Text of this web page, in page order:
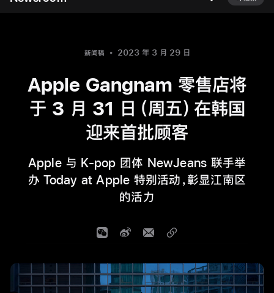
新闻稿 2023 年 3 月 29 日
Apple Gangnam 零售店将
于 3 月 31 日（周五）在韩国
迎来首批顾客
Apple 与 K-pop 团体 NewJeans 联手举
办 Today at Apple 特别活动，彰显江南区
的活力